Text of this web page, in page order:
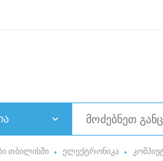
თბილისში ელექტრონიკა